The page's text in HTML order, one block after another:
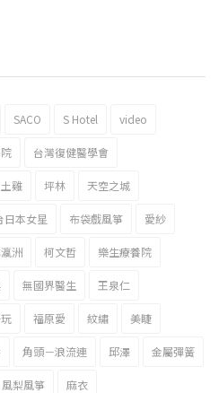
箏節「風在石起」霸氣回歸
SACO S Hotel video
台灣復健醫學會
土雞 坪林 天空之城
日本女星 布袋戲風箏 愛紗
洲 柯文哲 樂生療養院
無國界醫生 王泉仁
福原愛 紋繡 美睫
角頭－浪流連 邱澤 金屬彈簧
風梨風箏 麻衣